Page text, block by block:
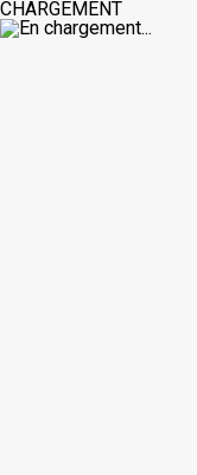
CHARGEMENT